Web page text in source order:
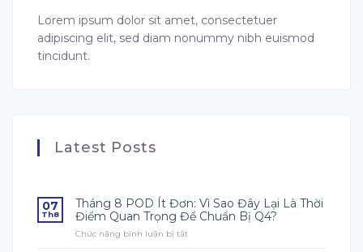
Lorem ipsum dolor sit amet, consectetuer
adipiscing elit, sed diam nonummy nibh euismod
tincidunt.
Latest Posts
07
Th8
Tháng 8 POD Ít Đơn: Vì Sao Đây Lại Là Thời
Điểm Quan Trọng Để Chuẩn Bị Q4?
Chức năng bình luận bị tắt